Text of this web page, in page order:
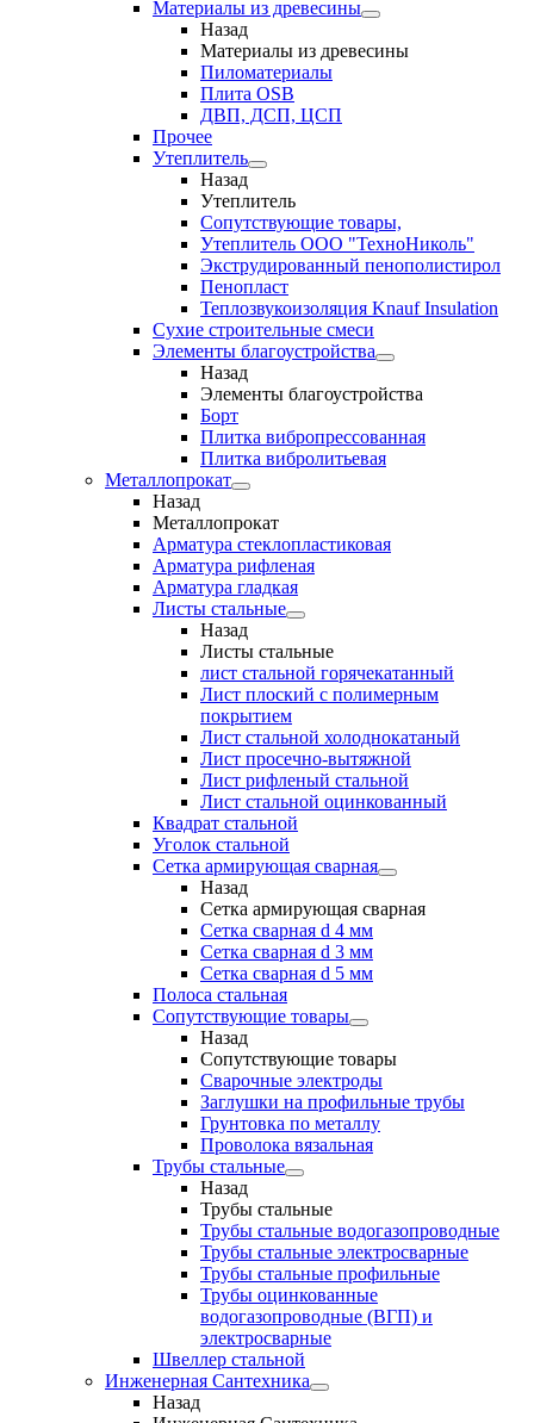
Материалы из древесины
Назад
Материалы из древесины
Пиломатериалы
Плита OSB
ДВП, ДСП, ЦСП
Прочее
Утеплитель
Назад
Утеплитель
Сопутствующие товары,
Утеплитель ООО "ТехноНиколь"
Экструдированный пенополистирол
Пенопласт
Теплозвукоизоляция Knauf Insulation
Сухие строительные смеси
Элементы благоустройства
Назад
Элементы благоустройства
Борт
Плитка вибропрессованная
Плитка вибролитьевая
Металлопрокат
Назад
Металлопрокат
Арматура стеклопластиковая
Арматура рифленая
Арматура гладкая
Листы стальные
Назад
Листы стальные
лист стальной горячекатанный
Лист плоский с полимерным
покрытием
Лист стальной холоднокатаный
Лист просечно-вытяжной
Лист рифленый стальной
Лист стальной оцинкованный
Квадрат стальной
Уголок стальной
Сетка армирующая сварная
Назад
Сетка армирующая сварная
Сетка сварная d 4 мм
Сетка сварная d 3 мм
Сетка сварная d 5 мм
Полоса стальная
Сопутствующие товары
Назад
Сопутствующие товары
Сварочные электроды
Заглушки на профильные трубы
Грунтовка по металлу
Проволока вязальная
Трубы стальные
Назад
Трубы стальные
Трубы стальные водогазопроводные
Трубы стальные электросварные
Трубы стальные профильные
Трубы оцинкованные
водогазопроводные (ВГП) и
электросварные
Швеллер стальной
Инженерная Сантехника
Назад